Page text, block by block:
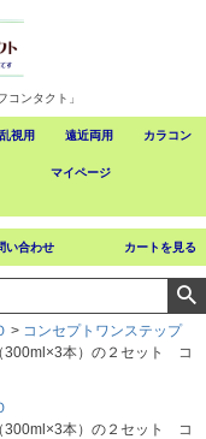
コンタクト」
乱視用 遠近両用 カラコン
マイページ
い合わせ カートを見る
コンセプトワンステップ
300ml×3本）の２セット コ
300ml×3本）の２セット コ